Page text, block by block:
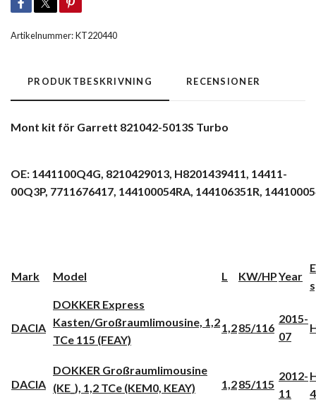
Artikelnummer:KT220440
PRODUKTBESKRIVNING RECENSIONER
Mont kit för Garrett 821042-5013S Turbo
OE: 1441100Q4G, 8210429013, H8201439411, 14411-
00Q3P, 7711676417, 144100054RA, 144106351R,
Mark Model L KW/HPYear
DACIA
DOKKER Express
Kasten/Großraumlimousine, 1,2
TCe 115 (FEAY)
1,285/116
2015-
07
DACIA
DOKKER Großraumlimousine
(KE_), 1,2 TCe (KEM0, KEAY)
1,285/115
2012-
11